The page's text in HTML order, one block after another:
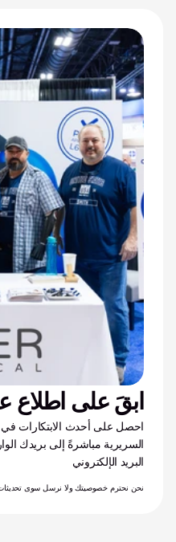
ابقَ على اطلاع
السريرية مباشرةً إلى بريدك
البريد الإلكتروني
نحن نحترم خصوصيتك ولا نرسل سوى تحديثات